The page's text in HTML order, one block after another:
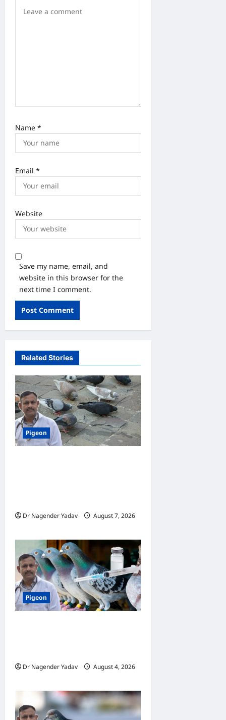
Name *
Email *
Website
Save my name, email, and
website in this browser for the
next time I comment.
Related Stories
Pigeon
Dr Nagender Yadav
August 7, 2026
Pigeon
Dr Nagender Yadav
August 4, 2026